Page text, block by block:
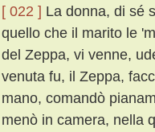
[ 022 ] La donna, di sé
quello che il marito le
del Zeppa, vi venne,
venuta fu, il Zeppa,
mano, comandò
menò in camera, nella